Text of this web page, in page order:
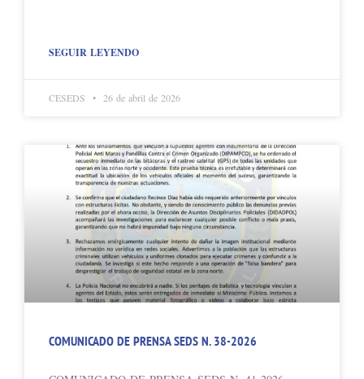
SEGUIR LEYENDO
CESEDS 26 de abril de 2026
COMUNICADO DE PRENSA SEDS N. 38-2026